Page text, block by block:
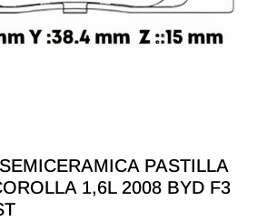
PASTILLA
1,6L 2008 BYD F3